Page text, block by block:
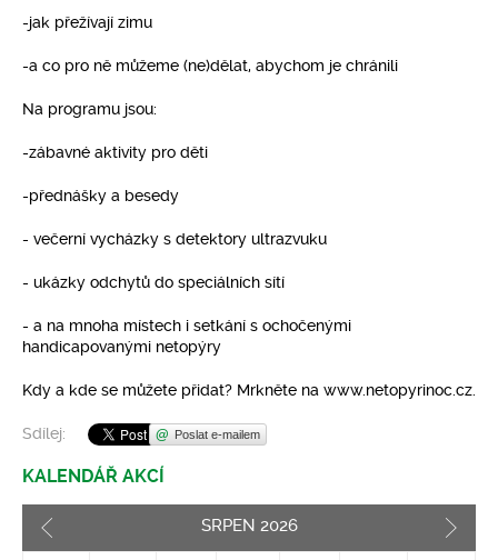
-jak přežívají zimu
-a co pro ně můžeme (ne)dělat, abychom je chránili
Na programu jsou:
-zábavné aktivity pro děti
-přednášky a besedy
- večerní vycházky s detektory ultrazvuku
- ukázky odchytů do speciálních sítí
- a na mnoha místech i setkání s ochočenými
handicapovanými netopýry
Kdy a kde se můžete přidat? Mrkněte na www.netopyrinoc.cz.
Sdílej: Poslat e-mailem
KALENDÁŘ AKCÍ
SRPEN 2026